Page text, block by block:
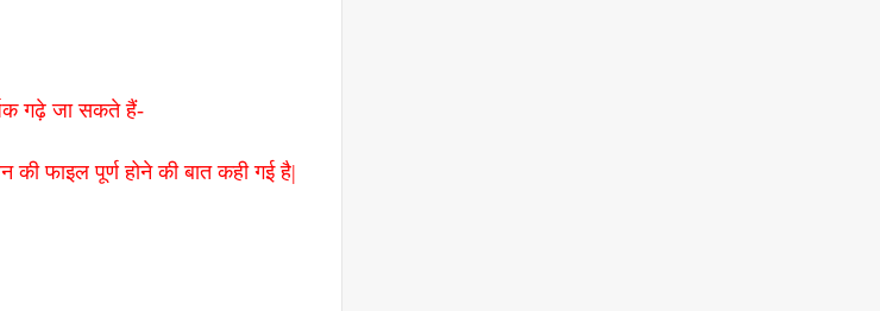
गढ़े जा सकते हैं-
फाइल पूर्ण होने की बात कही गई है|